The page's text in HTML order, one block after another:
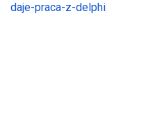
daje-praca-z-delphi